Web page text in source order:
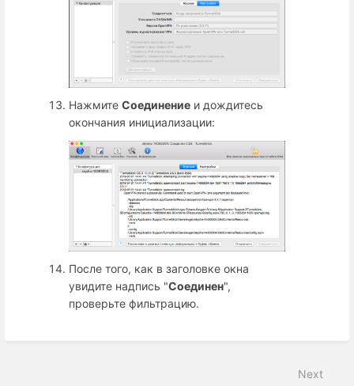
Нажмите Соединение и дождитесь
окончания инициализации:
После того, как в заголовке окна
увидите надпись "Соединен",
проверьте фильтрацию.
Next